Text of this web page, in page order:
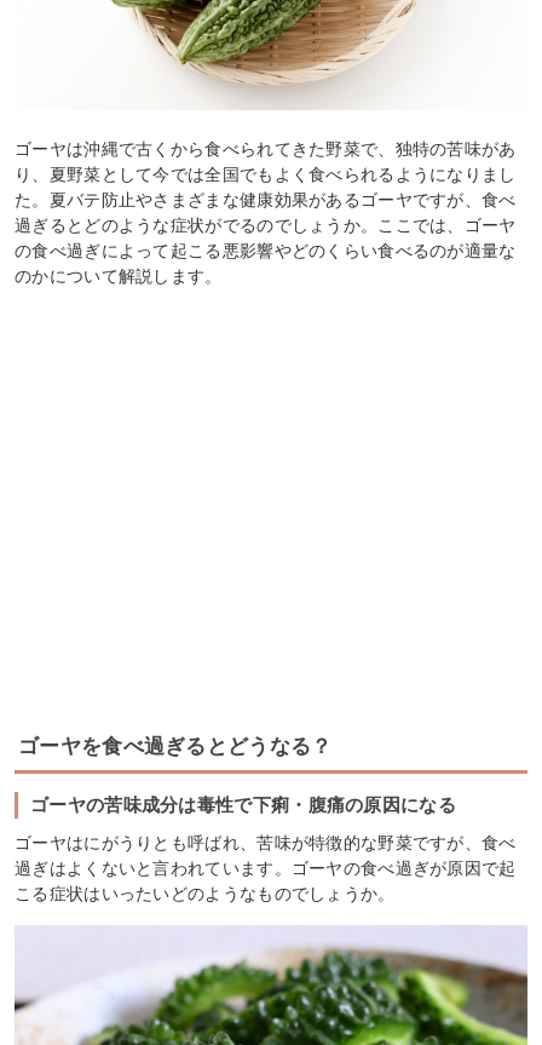
ゴーヤは沖縄で古くから食べられてきた野菜で、独特の苦味があ
り、夏野菜として今では全国でもよく食べられるようになりまし
た。夏バテ防止やさまざまな健康効果があるゴーヤですが、食べ
過ぎるとどのような症状がでるのでしょうか。ここでは、ゴーヤ
の食べ過ぎによって起こる悪影響やどのくらい食べるのが適量な
のかについて解説します。
ゴーヤを食べ過ぎるとどうなる？
ゴーヤの苦味成分は毒性で下痢・腹痛の原因になる
ゴーヤはにがうりとも呼ばれ、苦味が特徴的な野菜ですが、食べ
過ぎはよくないと言われています。ゴーヤの食べ過ぎが原因で起
こる症状はいったいどのようなものでしょうか。